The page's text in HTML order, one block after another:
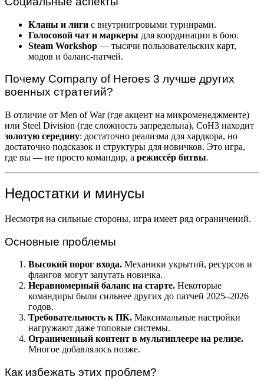
Кланы и лиги с внутриигровыми турнирами.
Голосовой чат и маркеры для координации в бою.
Steam Workshop — тысячи пользовательских карт,
модов и баланс-патчей.
Почему Company of Heroes 3 лучше других
военных стратегий?
В отличие от Men of War (где акцент на микроменеджменте)
или Steel Division (где сложность запредельна), CoH3 находит
золотую середину: достаточно реализма для хардкора, но
достаточно подсказок и структуры для новичков. Это игра,
где вы — не просто командир, а режиссёр битвы.
Недостатки и минусы
Несмотря на сильные стороны, игра имеет ряд ограничений.
Основные проблемы
Высокий порог входа. Механики укрытий, ресурсов и
флангов могут запутать новичка.
Неравномерный баланс на старте. Некоторые
командиры были сильнее других до патчей 2025–2026
годов.
Требовательность к ПК. Максимальные настройки
нагружают даже топовые системы.
Ограниченный контент в мультиплеере на релизе.
Многое добавлялось позже.
Как избежать этих проблем?